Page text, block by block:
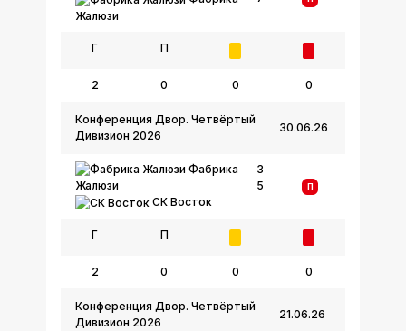
Жалюзи
Г П
2 0 0 0
30.06.26
Конференция Двор. Четвёртый
Дивизион 2026
Фабрика
Жалюзи
СК Восток
3
5
П
Г П
2 0 0 0
21.06.26
Конференция Двор. Четвёртый
Дивизион 2026